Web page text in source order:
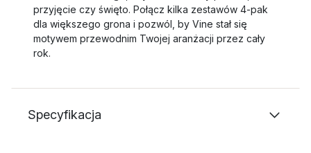
przyjęcie czy święto. Połącz kilka zestawów 4‑pak
dla większego grona i pozwól, by Vine stał się
motywem przewodnim Twojej aranżacji przez cały
rok.
Specyfikacja